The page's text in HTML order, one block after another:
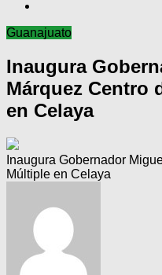
Guanajuato
Inaugura
Márquez Centro
en Celaya
Inaugura Gobernador
Múltiple en Celaya